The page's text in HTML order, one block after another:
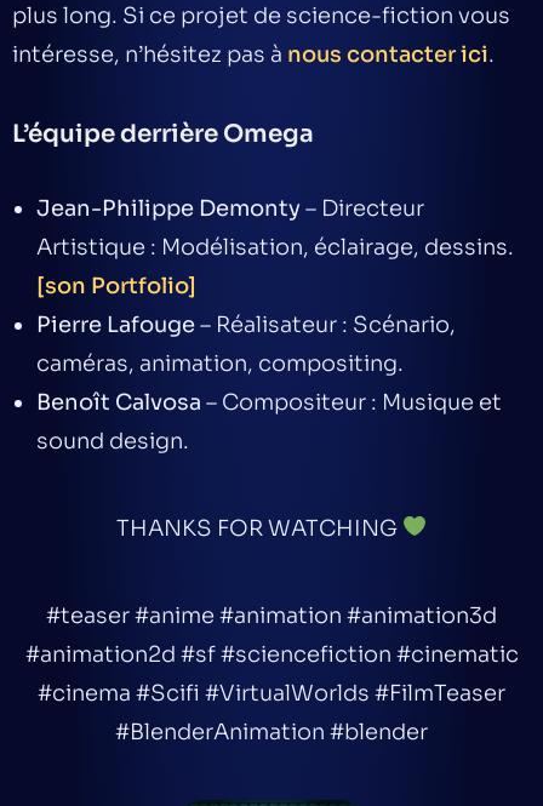
plus long. Si ce projet de science-fiction vous
intéresse, n’hésitez pas à nous contacter ici.
L’équipe derrière Omega
Jean-Philippe Demonty– Directeur
Artistique : Modélisation, éclairage, dessins.
[son Portfolio]
Pierre Lafouge– Réalisateur : Scénario,
caméras, animation, compositing.
Benoît Calvosa – Compositeur : Musique et
sound design.
THANKS FOR WATCHING
#teaser #anime #animation #animation3d
#animation2d #sf #sciencefiction #cinematic
#cinema #Scifi #VirtualWorlds #FilmTeaser
#BlenderAnimation #blender